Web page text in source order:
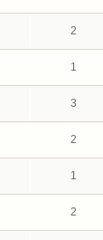
2
1
3
2
1
2